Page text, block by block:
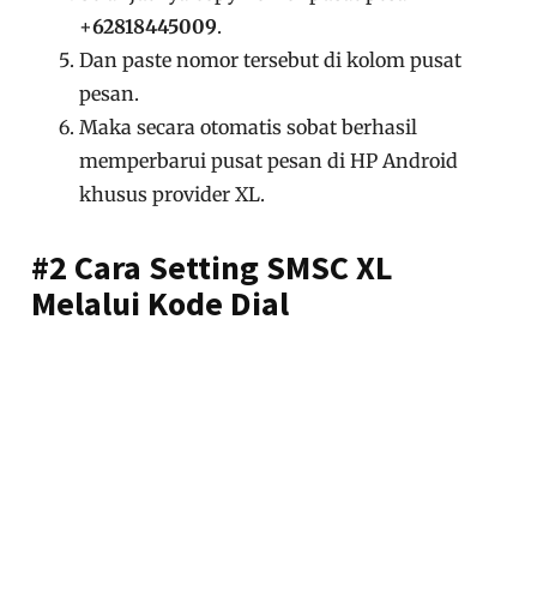
+62818445009.
Dan paste nomor tersebut di kolom pusat
pesan.
Maka secara otomatis sobat berhasil
memperbarui pusat pesan di HP Android
khusus provider XL.
#2 Cara Setting SMSC XL
Melalui Kode Dial